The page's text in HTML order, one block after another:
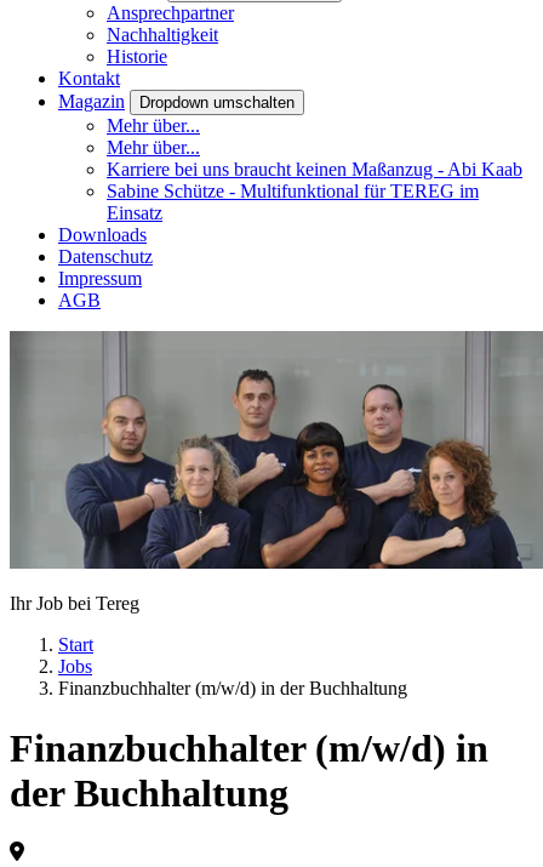
Ansprechpartner
Nachhaltigkeit
Historie
Kontakt
Magazin
Dropdown umschalten
Mehr über...
Mehr über...
Karriere bei uns braucht keinen Maßanzug - Abi Kaab
Sabine Schütze - Multifunktional für TEREG im
Einsatz
Downloads
Datenschutz
Impressum
AGB
Ihr Job bei Tereg
Start
Jobs
Finanzbuchhalter (m/w/d) in der Buchhaltung
Finanzbuchhalter (m/w/d) in
der Buchhaltung